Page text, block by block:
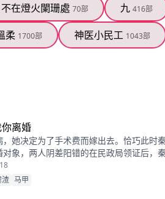
不在燈火闌珊處 70部 九 416部
柔 1700部 神医小民工 1043部
离婚
她决定为了手术费而嫁出去。恰巧此时
象，两人阴差阳错的在民政局领证后，
一年后，江小瑜在秦沐川的公司面试，两
会产生纠葛。
渣 马甲